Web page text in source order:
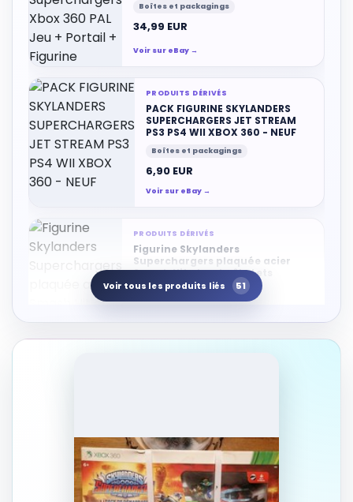
Boîtes et packagings
34,99 EUR
Voir sur eBay →
PRODUITS DÉRIVÉS
PACK FIGURINE SKYLANDERS
SUPERCHARGERS JET STREAM
PS3 PS4 WII XBOX 360 - NEUF
Boîtes et packagings
6,90 EUR
Voir sur eBay →
PRODUITS DÉRIVÉS
Figurine Skylanders
Superchargers plaquée acier
Smash Hit et en boîte Lets
Boîtes et packagings
uniquement
Jaquettes et inserts
24,90 EUR
Voir tous les produits liés 51